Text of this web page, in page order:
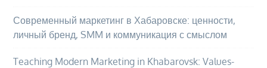
Современный маркетинг в Хабаровске: ценности,
личный бренд, SMM и коммуникация с смыслом
Teaching Modern Marketing in Khabarovsk: Values-